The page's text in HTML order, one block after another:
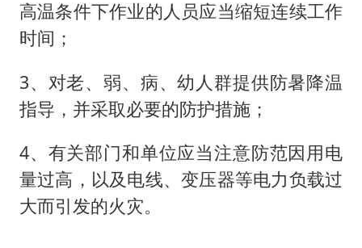
高温条件下作业的人员应当缩短连续工作
时间；
3、对老、弱、病、幼人群提供防暑降温
指导，并采取必要的防护措施；
4、有关部门和单位应当注意防范因用电
量过高，以及电线、变压器等电力负载过
大而引发的火灾。